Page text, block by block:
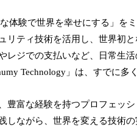
体験で世界を幸せにする」を
リティ技術を活用し、世界初
レジでの支払いなど、日常生
Technology」は、すでに多
豊富な経験を持つプロフェッ
しながら、世界を変える技術の